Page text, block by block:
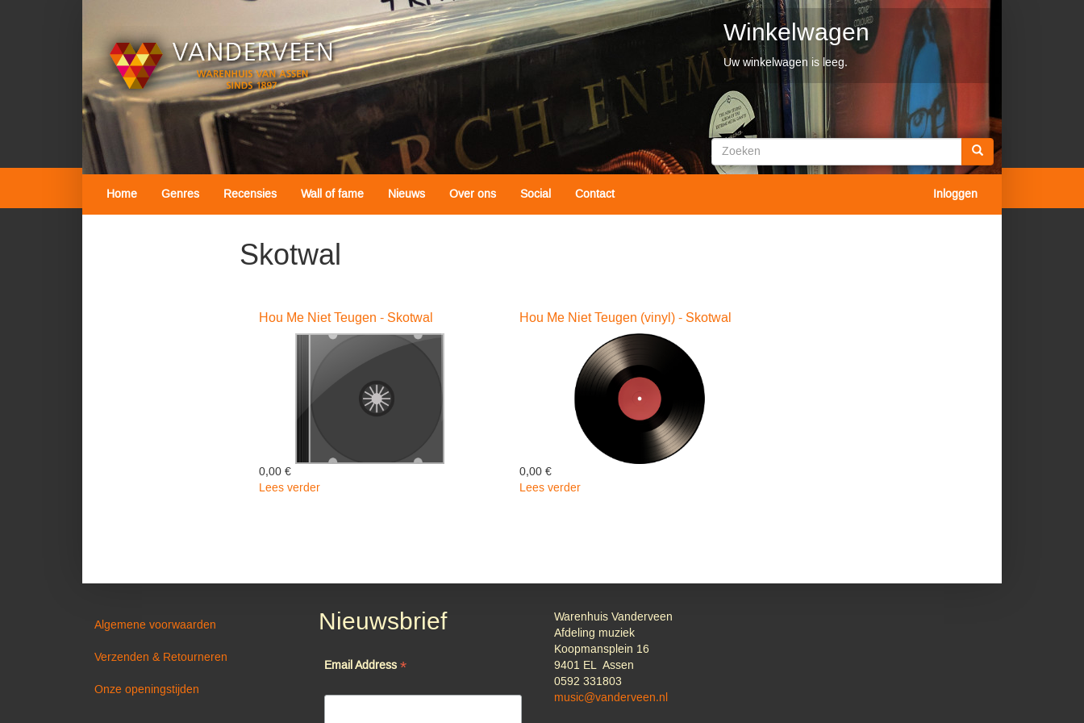
Winkelwagen
Uw winkelwagen is leeg.
Zoekveld
Zoeken
Home
Genres Recensies Wall of fame Nieuws Over ons Social Contact Inloggen
Skotwal
Hou Me Niet Teugen - Skotwal
0,00 €
Lees verder
Skotwal
Hou Me Niet Teugen (vinyl) - Skotwal
0,00 €
Lees verder
-
Algemene voorwaarden
Verzenden & Retourneren
Onze openingstijden
Nieuwsbrief
Email Address*
Warenhuis Vanderveen
Afdeling muziek
Koopmansplein 16
9401 EL Assen
0592 331803
music@vanderveen.nl